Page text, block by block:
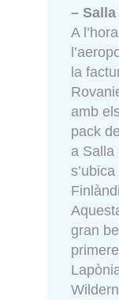
– Salla
A
la
amb
pack
a Salla
gran